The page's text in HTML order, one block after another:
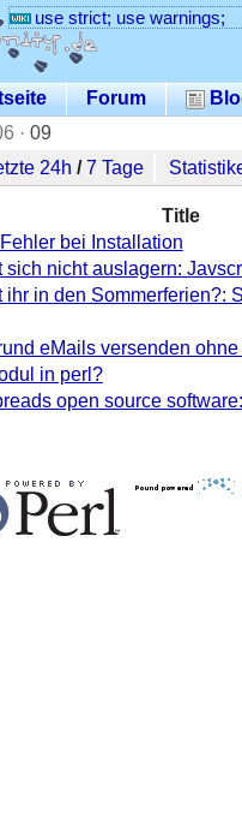
use strict; use warnings;
Forum
· 09
24h /7 Tage
Title
bei Installation
sich nicht auslagern:
ihr in den Sommerferien?:
eMails versenden ohne
in perl?
open source